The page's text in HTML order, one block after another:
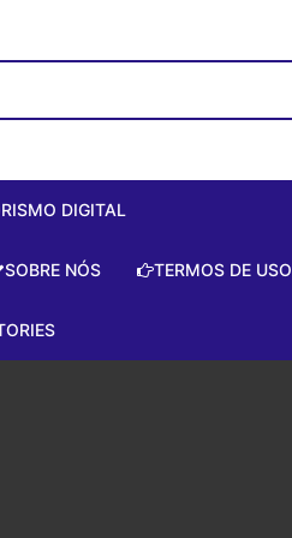
DIGITAL
Digital:
SOBRE NÓS TERMOS DE USO